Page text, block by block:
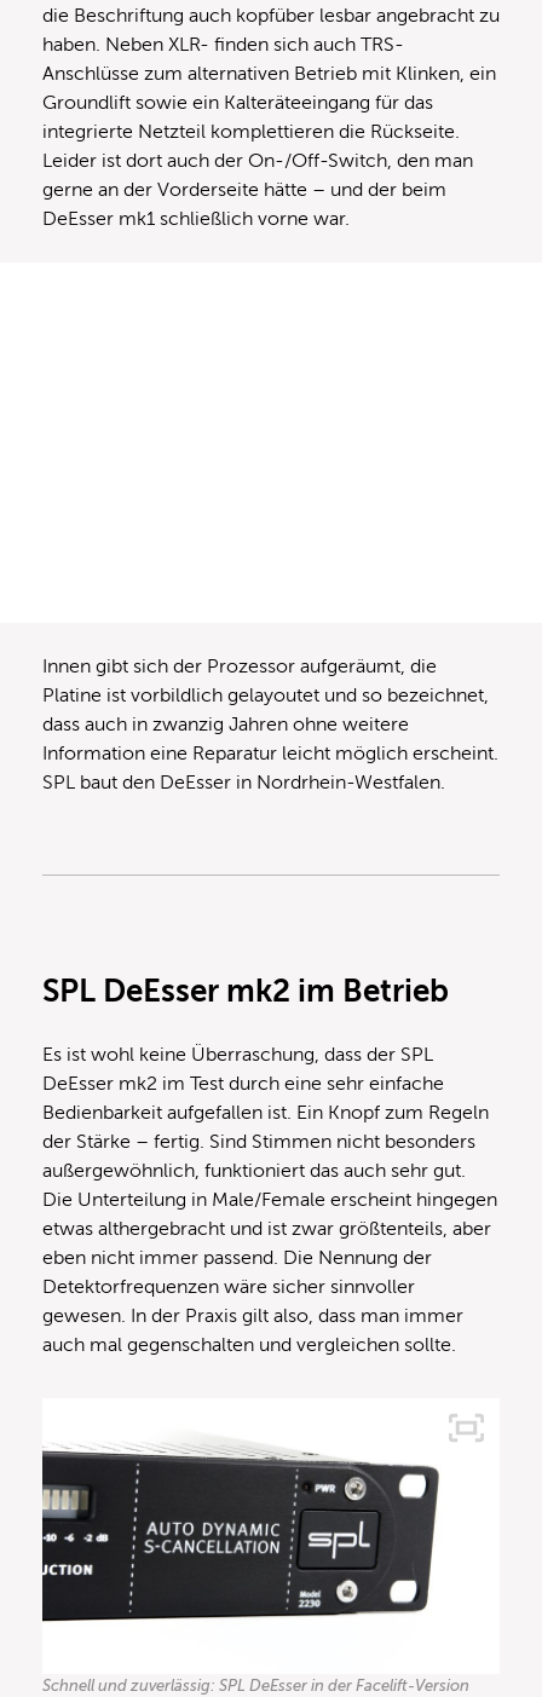
die Beschriftung auch kopfüber lesbar angebracht zu
haben. Neben XLR- finden sich auch TRS-
Anschlüsse zum alternativen Betrieb mit Klinken, ein
Groundlift sowie ein Kalteräteeingang für das
integrierte Netzteil komplettieren die Rückseite.
Leider ist dort auch der On-/Off-Switch, den man
gerne an der Vorderseite hätte – und der beim
DeEsser mk1 schließlich vorne war.
Innen gibt sich der Prozessor aufgeräumt, die
Platine ist vorbildlich gelayoutet und so bezeichnet,
dass auch in zwanzig Jahren ohne weitere
Information eine Reparatur leicht möglich erscheint.
SPL baut den DeEsser in Nordrhein-Westfalen.
SPL DeEsser mk2 im Betrieb
Es ist wohl keine Überraschung, dass der SPL
DeEsser mk2 im Test durch eine sehr einfache
Bedienbarkeit aufgefallen ist. Ein Knopf zum Regeln
der Stärke – fertig. Sind Stimmen nicht besonders
außergewöhnlich, funktioniert das auch sehr gut.
Die Unterteilung in Male/Female erscheint hingegen
etwas althergebracht und ist zwar größtenteils, aber
eben nicht immer passend. Die Nennung der
Detektorfrequenzen wäre sicher sinnvoller
gewesen. In der Praxis gilt also, dass man immer
auch mal gegenschalten und vergleichen sollte.
Schnell und zuverlässig: SPL DeEsser in der Facelift-Version